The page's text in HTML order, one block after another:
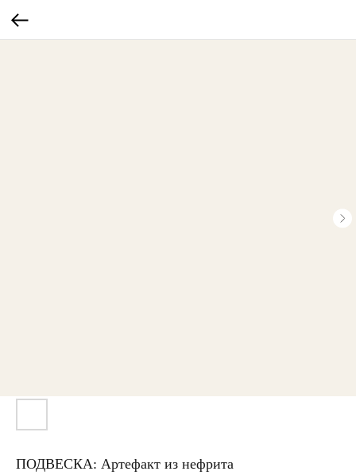
ПОДВЕСКА: Артефакт из нефрита